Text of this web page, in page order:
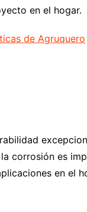
en el hogar.
de Agruquero
corrosión es
en el